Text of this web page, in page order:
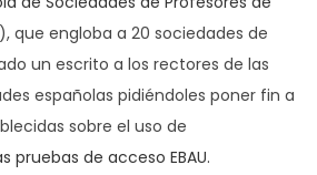
que engloba a 20 sociedades de
un escrito a los rectores de las
españolas pidiéndoles poner fin a
sobre el uso de
pruebas de acceso EBAU.